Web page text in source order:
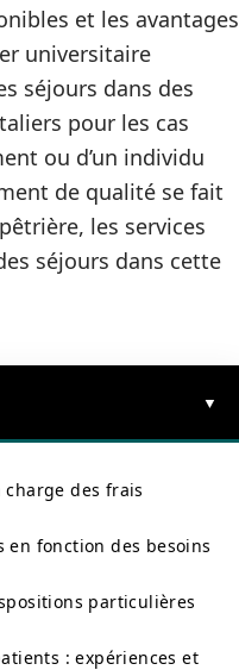
et les avantages
universitaire
séjours dans des
pour les cas
ou d’un individu
de qualité se fait
les services
séjours dans cette
des frais
en fonction des besoins
particulières
: expériences et